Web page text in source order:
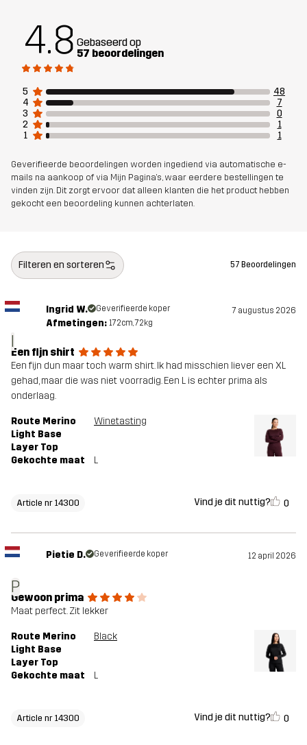
Gewicht 166g in maat Medium
voor
Artikelnummer 14300_2001
4.8 Gebaseerd op
57 beoordelingen
5
48
4
7
3
0
2
1
1
1
Geverifieerde beoordelingen worden ingediend via automatische e-
mails na aankoop of via Mijn Pagina's, waar eerdere bestellingen te
vinden zijn. Dit zorgt ervoor dat alleen klanten die het product hebben
gekocht een beoordeling kunnen achterlaten.
Filteren en sorteren 57 Beoordelingen
I
Ingrid W. Geverifieerde koper 7 augustus 2026
Afmetingen: 172cm, 72kg
Een fijn shirt
Een fijn dun maar toch warm shirt. Ik had misschien liever een XL
gehad, maar die was niet voorradig. Een L is echter prima als
onderlaag.
Route Merino
Light Base
Layer Top
Winetasting
Gekochte maat L
Article nr 14300 Vind je dit nuttig? 0
P
Pietie D. Geverifieerde koper 12 april 2026
Gewoon prima
Maat perfect. Zit lekker
Route Merino
Light Base
Layer Top
Black
Gekochte maat L
Article nr 14300 Vind je dit nuttig? 0